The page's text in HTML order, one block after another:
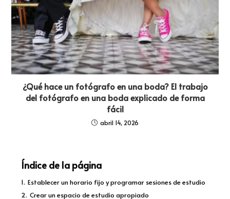
¿Qué hace un fotógrafo en una boda? El trabajo
del fotógrafo en una boda explicado de forma
fácil
abril 14, 2026
Índice de la página
1. Establecer un horario fijo y programar sesiones de estudio
2. Crear un espacio de estudio apropiado